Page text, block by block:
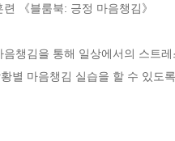
《블룸북: 긍정 마음챙김》
음챙김을 통해 일상에서의 스트
별 마음챙김 실습을 할 수 있도